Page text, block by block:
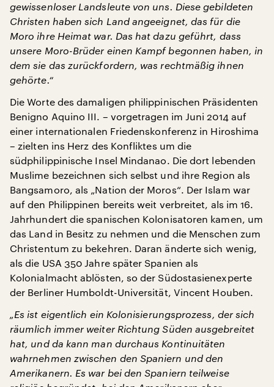
gewissenloser Landsleute von uns. Diese gebildeten
Christen haben sich Land angeeignet, das für die
Moro ihre Heimat war. Das hat dazu geführt, dass
unsere Moro-Brüder einen Kampf begonnen haben, in
dem sie das zurückfordern, was rechtmäßig ihnen
gehörte.“
Die Worte des damaligen philippinischen Präsidenten
Benigno Aquino III. – vorgetragen im Juni 2014 auf
einer internationalen Friedenskonferenz in Hiroshima
– zielten ins Herz des Konfliktes um die
südphilippinische Insel Mindanao. Die dort lebenden
Muslime bezeichnen sich selbst und ihre Region als
Bangsamoro, als „Nation der Moros“. Der Islam war
auf den Philippinen bereits weit verbreitet, als im 16.
Jahrhundert die spanischen Kolonisatoren kamen, um
das Land in Besitz zu nehmen und die Menschen zum
Christentum zu bekehren. Daran änderte sich wenig,
als die USA 350 Jahre später Spanien als
Kolonialmacht ablösten, so der Südostasienexperte
der Berliner Humboldt-Universität, Vincent Houben.
„Es ist eigentlich ein Kolonisierungsprozess, der sich
räumlich immer weiter Richtung Süden ausgebreitet
hat, und da kann man durchaus Kontinuitäten
wahrnehmen zwischen den Spaniern und den
Amerikanern. Es war bei den Spaniern teilweise